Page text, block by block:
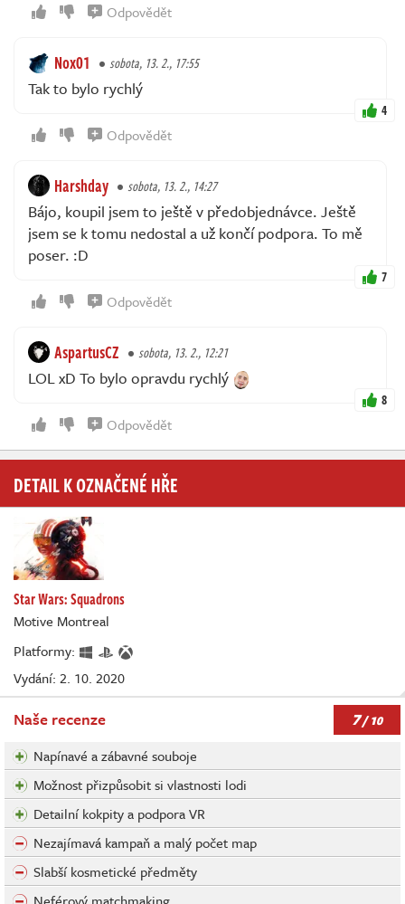
Odpovědět
Nox01 sobota, 13. 2., 17:55
Tak to bylo rychlý
4
Odpovědět
Harshday sobota, 13. 2., 14:27
Bájo, koupil jsem to ještě v předobjednávce. Ještě
jsem se k tomu nedostal a už končí podpora. To mě
poser. :D
7
Odpovědět
AspartusCZ sobota, 13. 2., 12:21
LOL xD To bylo opravdu rychlý
8
Odpovědět
DETAIL K OZNAČENÉ HŘE
Star Wars: Squadrons
Motive Montreal
Platformy:
Vydání: 2. 10. 2020
Naše recenze 7/ 10
Napínavé a zábavné souboje
Možnost přizpůsobit si vlastnosti lodi
Detailní kokpity a podpora VR
Nezajímavá kampaň a malý počet map
Slabší kosmetické předměty